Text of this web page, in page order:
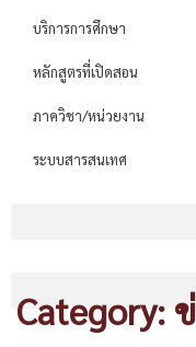
บริการการศึกษา
หลักสูตรที่เปิดสอน
ภาควิชา/หน่วยงาน
ระบบสารสนเทศ
Category: